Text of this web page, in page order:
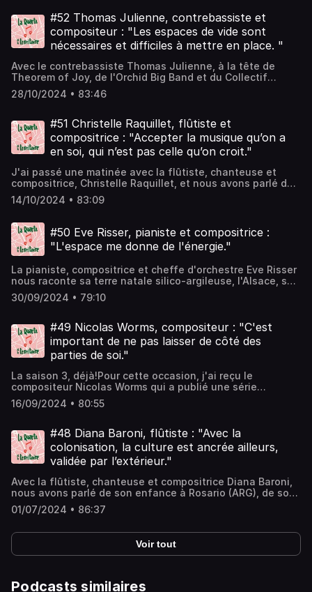
Glyndebourne, de l'Opéra de Lille, de sa volonté de
prendre des risques pour les artistes qu'elle représente,
de sortir des sentiers battus, de musique "classique
contemporaine" et de sa manière de se fondre dans les
territoires qu'elle habite.
#52 Thomas Julienne, contrebassiste et
compositeur : "Les espaces de vide sont
nécessaires et difficiles à mettre en place. "
Avec le contrebassiste Thomas Julienne, à la tête de
Theorem of Joy, de l'Orchid Big Band et du Collectif
Déluge, nous avons parlé de territoires psychiques, de
l'Aquitaine, du CMDL, de ses deux DE, de psychanalyse,
culture.
28/10/2024 • 83:46
#51 Christelle Raquillet, flûtiste et
compositrice : "Accepter la musique qu’on a
en soi, qui n’est pas celle qu’on croit."
J'ai passé une matinée avec la flûtiste, chanteuse et
compositrice, Christelle Raquillet, et nous avons parlé de
son Calvados (14) natal, de ses débuts au piano, à la
flûte, préparant des concours d'orchestres en écoutant
sols du CNSMDP (75), du rôle de l'erreur dans ses
créations, du besoin d'espace pour convoquer des
ambiances, de travailler ou non chez soi, et on a fait une
nos vies.
14/10/2024 • 83:09
#50 Eve Risser, pianiste et compositrice :
"L'espace me donne de l'énergie."
La pianiste, compositrice et cheffe d'orchestre Eve Risser
nous raconte sa terre natale silico-argileuse, l'Alsace, son
amour pour la neige et les déserts, pour le Nouveau
Mexique et la Norvège, son besoin d'espace, sa
pour créer des "boîtes de sons", et son sens de l'accueil,
de la déconstruction et de la vaisselle.
30/09/2024 • 79:10
#49 Nicolas Worms, compositeur : "C'est
important de ne pas laisser de côté des
parties de soi."
La saison 3, déjà!Pour cette occasion, j'ai reçu le
compositeur Nicolas Worms qui a publié une série
musicale, "Flot", tout au long de l'été, et nous avons parlé
de la notion d'arpentage, du parallèle entre musique
paradoxe de la ligne et du cercle, de l'imaginaire charrié
par les instruments et de nostophobie.
16/09/2024 • 80:55
#48 Diana Baroni, flûtiste : "Avec la
colonisation, la culture est ancrée ailleurs,
validée par l’extérieur."
Avec la flûtiste, chanteuse et compositrice Diana Baroni,
nous avons parlé de son enfance à Rosario (ARG), de son
parcours classique de Buenos Aires à Bâle (CH), de sa
discographie baroque, de son EP "Apapacho", de son
inclusive, de transmission orale, de son futur Tiny Desk
chez elle à Lyon (69) et de son potager.
01/07/2024 • 86:37
Voir tout
Podcasts similaires